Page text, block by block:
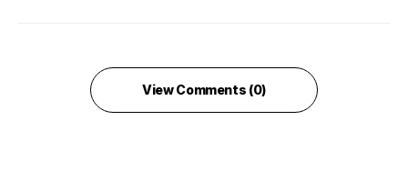
View Comments (0)